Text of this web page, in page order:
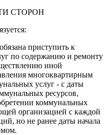
СТОРОН
приступить к
по содержанию и ремонту
иной
многоквартирным
услуг - с даты
ресурсов,
коммунальных
организацией с каждой
но не ранее даты начала